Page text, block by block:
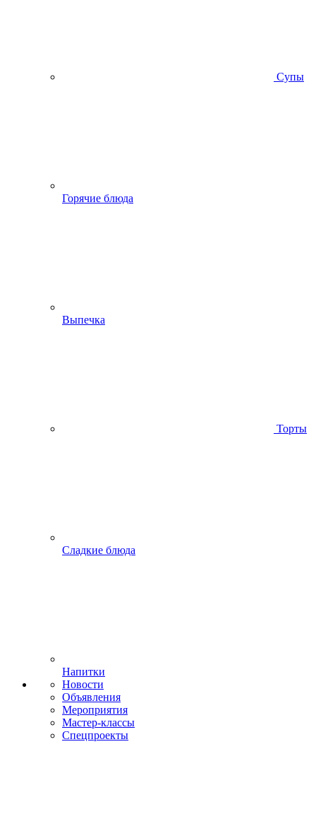
Супы
Горячие блюда
Выпечка
Торты
Сладкие блюда
Напитки
Новости
Объявления
Мероприятия
Мастер-классы
Спецпроекты